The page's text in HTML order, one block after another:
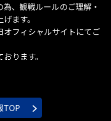
、観戦ルールのご理解・
ます。
フィシャルサイトにてご
ります。
TOP